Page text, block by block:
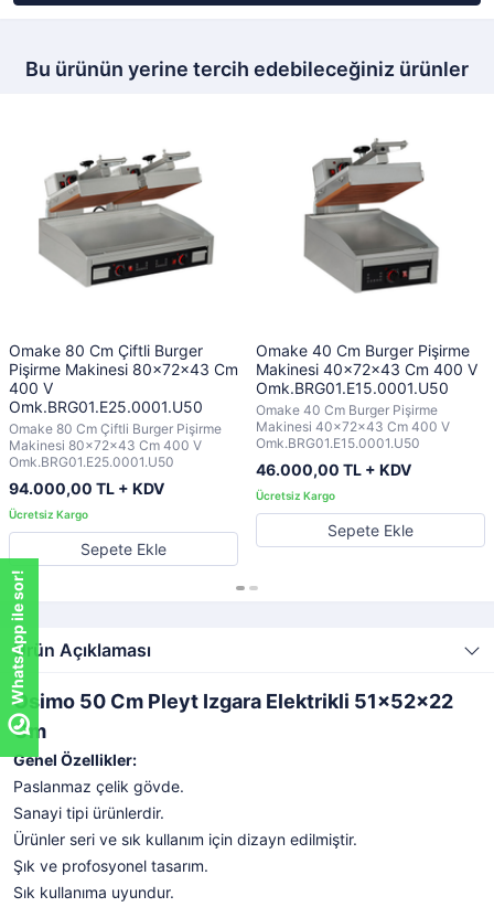
Bu ürünün yerine tercih edebileceğiniz ürünler
Omake 80 Cm Çiftli Burger
Pişirme Makinesi 80x72x43 Cm
400 V
Omk.BRG01.E25.0001.U50
Omake 80 Cm Çiftli Burger Pişirme
Makinesi 80x72x43 Cm 400 V
Omk.BRG01.E25.0001.U50
94.000,00 TL + KDV
Sepete Ekle
Omake 40 Cm Burger Pişirme
Makinesi 40x72x43 Cm 400 V
Omk.BRG01.E15.0001.U50
Omake 40 Cm Burger Pişirme
Makinesi 40x72x43 Cm 400 V
Omk.BRG01.E15.0001.U50
46.000,00 TL + KDV
Sepete Ekle
Ürün Açıklaması
Osimo 50 Cm Pleyt Izgara Elektrikli 51x52x22
Cm
Genel Özellikler:
Paslanmaz çelik gövde.
Sanayi tipi ürünlerdir.
Ürünler seri ve sık kullanım için dizayn edilmiştir.
Şık ve profosyonel tasarım.
Sık kullanıma uyundur.
WhatsApp ile sor!